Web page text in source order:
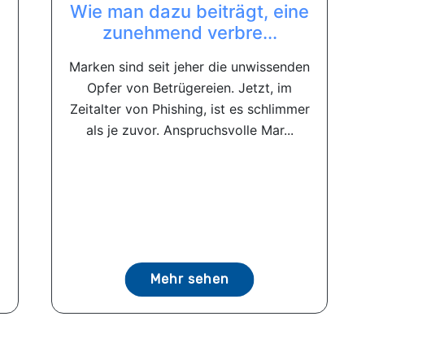
Wie man dazu beiträgt, eine
zunehmend verbre...
Marken sind seit jeher die unwissenden
Opfer von Betrügereien. Jetzt, im
Zeitalter von Phishing, ist es schlimmer
als je zuvor. Anspruchsvolle Mar...
Mehr sehen